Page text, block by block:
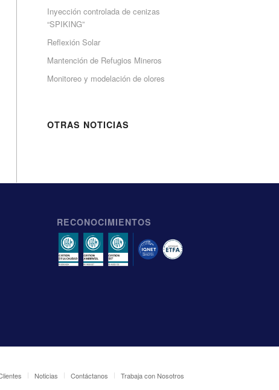
Inyección controlada de cenizas
“SPIKING”
Reflexión Solar
Mantención de Refugios Mineros
Monitoreo y modelación de olores
OTRAS NOTICIAS
RECONOCIMIENTOS
Noticias Contáctanos Trabaja con Nosotros